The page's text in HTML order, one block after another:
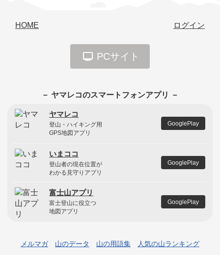
HOME ログイン
PCサイト
－ ヤマレコのスマートフォンアプリ －
ヤマレコ
登山・ハイキング用
GPS地図アプリ
GooglePlay
いまココ
登山者の現在位置が
わかる見守りアプリ
GooglePlay
富士山アプリ
富士登山に役立つ
地図アプリ
GooglePlay
メルマガ 山のデータ 山の用語集
人気の山ランキング